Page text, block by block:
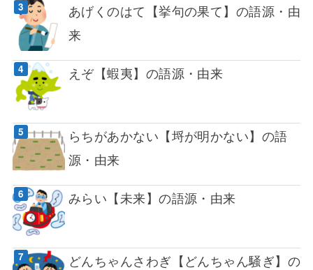
あげくのはて【挙句の果て】の語源・由
来
えぞ【蝦夷】の語源・由来
らちがあかない【埒が明かない】の語
源・由来
みらい【未来】の語源・由来
どんちゃんさわぎ【どんちゃん騒ぎ】の